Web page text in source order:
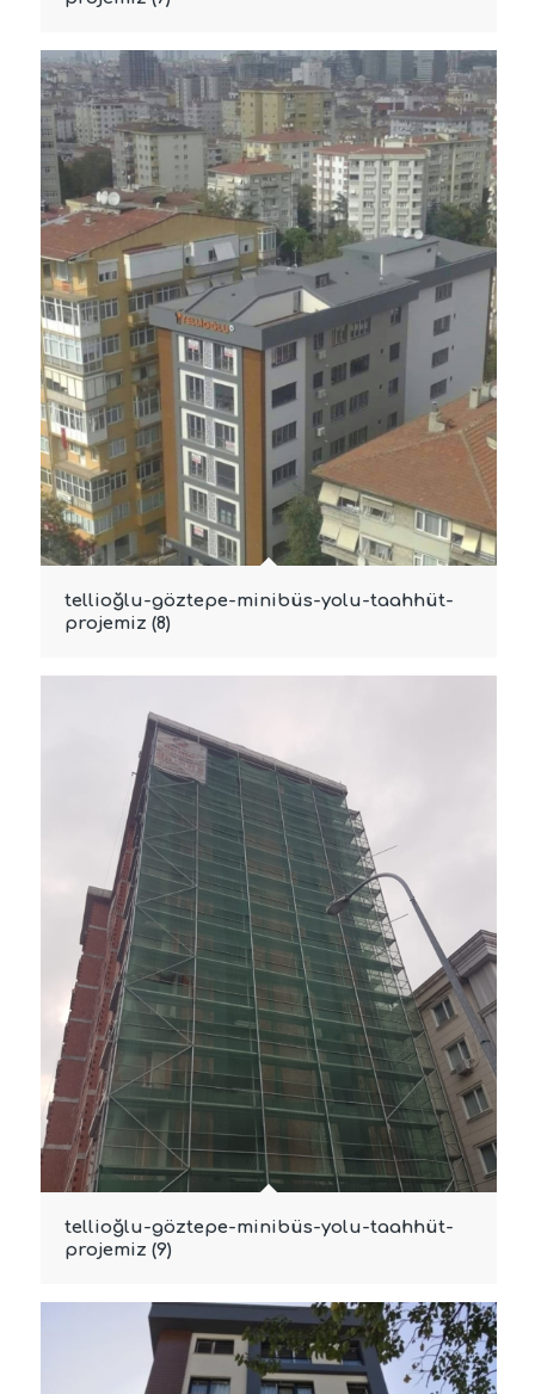
tellioğlu-göztepe-minibüs-yolu-taahhüt-
projemiz (8)
tellioğlu-göztepe-minibüs-yolu-taahhüt-
projemiz (9)